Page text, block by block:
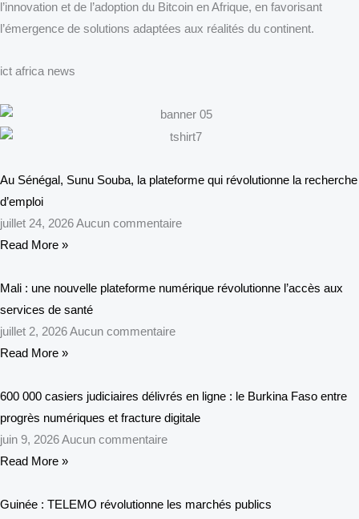
l’innovation et de l’adoption du Bitcoin en Afrique, en favorisant
l’émergence de solutions adaptées aux réalités du continent.
ict africa news
Au Sénégal, Sunu Souba, la plateforme qui révolutionne la recherche
d’emploi
juillet 24, 2026Aucun commentaire
Read More »
Mali : une nouvelle plateforme numérique révolutionne l’accès aux
services de santé
juillet 2, 2026Aucun commentaire
Read More »
600 000 casiers judiciaires délivrés en ligne : le Burkina Faso entre
progrès numériques et fracture digitale
juin 9, 2026Aucun commentaire
Read More »
Guinée : TELEMO révolutionne les marchés publics